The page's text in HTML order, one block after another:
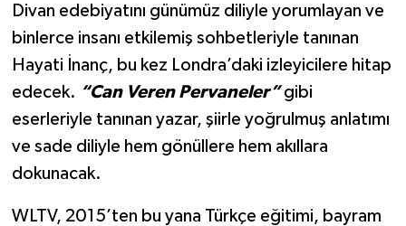
Divan edebiyatını günümüz diliyle yorumlayan ve
binlerce insanı etkilemiş sohbetleriyle tanınan
Hayati İnanç, bu kez Londra’daki izleyicilere hitap
edecek. “Can Veren Pervaneler”gibi
eserleriyle tanınan yazar, şiirle yoğrulmuş anlatımı
ve sade diliyle hem gönüllere hem akıllara
dokunacak.
WLTV, 2015’ten bu yana Türkçe eğitimi, bayram